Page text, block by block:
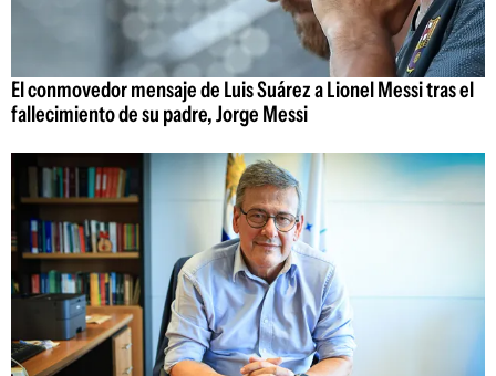
El conmovedor mensaje de Luis Suárez a Lionel Messi tras el
fallecimiento de su padre, Jorge Messi